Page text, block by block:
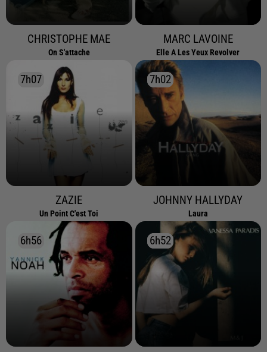
CHRISTOPHE MAE
On S'attache
MARC LAVOINE
Elle A Les Yeux Revolver
7h07
7h07
ZAZIE
Un Point C'est Toi
7h02
7h02
JOHNNY HALLYDAY
Laura
6h56
6h56 6h52
6h52